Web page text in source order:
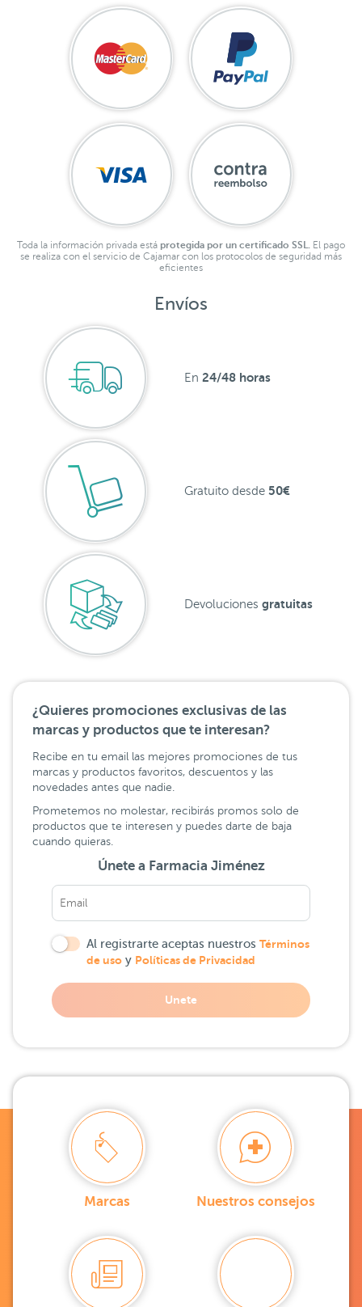
Toda la información privada está protegida por un certificado SSL.
El pago
se realiza con el servicio de Cajamar con los protocolos de seguridad más
eficientes
Envíos
En 24/48 horas
Gratuito desde 50€
Devoluciones gratuitas
¿Quieres promociones exclusivas de las
marcas y productos que te interesan?
Recibe en tu email las mejores promociones de tus
marcas y productos favoritos, descuentos y las
novedades antes que nadie.
Prometemos no molestar, recibirás promos solo de
productos que te interesen y puedes darte de baja
cuando quieras.
Únete a Farmacia Jiménez
Al registrarte aceptas nuestros Términos
de uso y Políticas de Privacidad
Unete
Marcas Nuestros consejos